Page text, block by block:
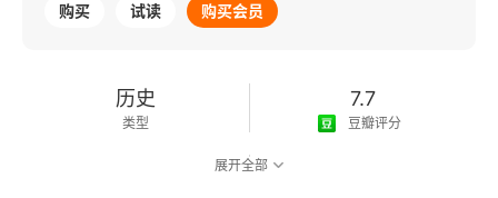
购买 试读 购买会员
历史
类型
7.7
豆瓣评分
展开全部